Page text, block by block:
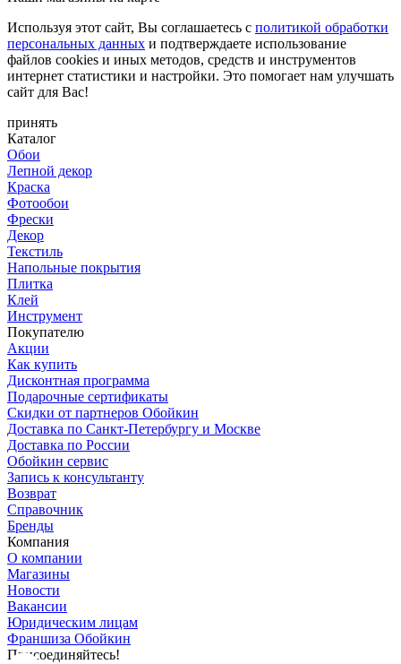
Используя этот сайт, Вы соглашаетесь с политикой обработки
персональных данных и подтверждаете использование
файлов cookies и иных методов, средств и инструментов
интернет статистики и настройки. Это помогает нам улучшать
сайт для Вас!
принять
Каталог
Обои
Лепной декор
Краска
Фотообои
Фрески
Декор
Текстиль
Напольные покрытия
Плитка
Клей
Инструмент
Покупателю
Акции
Как купить
Дисконтная программа
Подарочные сертификаты
Скидки от партнеров Обойкин
Доставка по Санкт-Петербургу и Москве
Доставка по России
Обойкин сервис
Запись к консультанту
Возврат
Справочник
Бренды
Компания
О компании
Магазины
Новости
Вакансии
Юридическим лицам
Франшиза Обойкин
Присоединяйтесь!